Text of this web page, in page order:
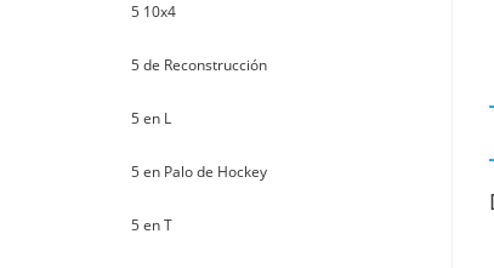
5 10x4
5 de Reconstrucción
5 en L
5 en Palo de Hockey
5 en T